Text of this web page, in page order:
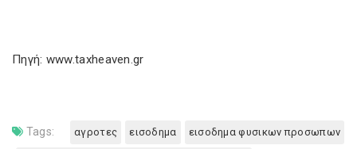
Πηγή: www.taxheaven.gr
Tags: αγροτες εισοδημα εισοδημα φυσικων προσωπων